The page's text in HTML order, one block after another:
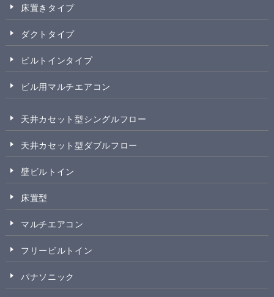
床置きタイプ
ダクトタイプ
ビルトインタイプ
ビル用マルチエアコン
天井カセット型シングルフロー
天井カセット型ダブルフロー
壁ビルトイン
床置型
マルチエアコン
フリービルトイン
パナソニック